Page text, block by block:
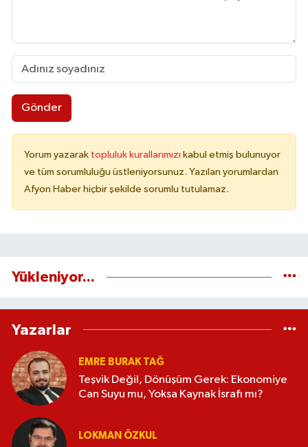
Gönder
Yorum yazarak topluluk kurallarımızı kabul etmiş bulunuyor
ve tüm sorumluluğu üstleniyorsunuz. Yazılan yorumlardan
Afyon Haber hiçbir şekilde sorumlu tutulamaz.
Yükleniyor...
Yazarlar
EMRE BURAK TAĞ
Teşvik Değil, Dönüşüm Gerek: Ekonomiye
Can Suyu mu, Yoksa Kaynak İsrafı mı?
LOKMAN ÖZKUL